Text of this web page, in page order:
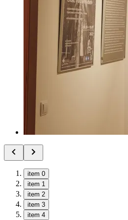
item 0
item 1
item 2
item 3
item 4